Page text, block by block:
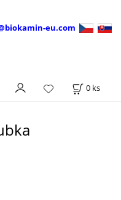
eu.com
0 ks